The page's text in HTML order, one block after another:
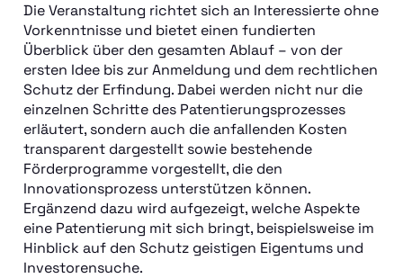
Die Veranstaltung richtet sich an Interessierte ohne
Vorkenntnisse und bietet einen fundierten
Überblick über den gesamten Ablauf – von der
ersten Idee bis zur Anmeldung und dem rechtlichen
Schutz der Erfindung. Dabei werden nicht nur die
einzelnen Schritte des Patentierungsprozesses
erläutert, sondern auch die anfallenden Kosten
transparent dargestellt sowie bestehende
Förderprogramme vorgestellt, die den
Innovationsprozess unterstützen können.
Ergänzend dazu wird aufgezeigt, welche Aspekte
eine Patentierung mit sich bringt, beispielsweise im
Hinblick auf den Schutz geistigen Eigentums und
Investorensuche.